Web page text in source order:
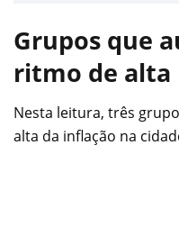
Grupos que
ritmo de alta
Nesta leitura, três
alta da inflação na